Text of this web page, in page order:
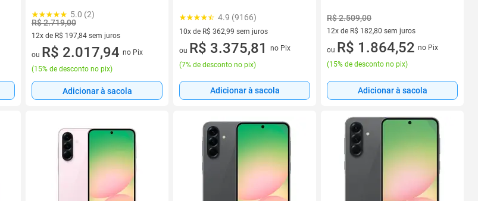
5.0 (2)
R$ 2.719,00
12x de R$ 197,84 sem juros
12 vez de R$ 197,84 sem juros
ou R$ 2.017,94 no Pix
(15% de desconto no pix)
Adicionar à sacola
4.9 (9166)
10x de R$ 362,99 sem juros
10 vez de R$ 362,99 sem juros
ou R$ 3.375,81
no Pix
(7% de desconto no pix)
Adicionar à sacola
R$ 2.509,00
12x de R$ 182,80 sem juros
12 vez de R$ 182,80 sem juros
ou R$ 1.864,52 no Pix
(15% de desconto no pix)
Adicionar à sacola